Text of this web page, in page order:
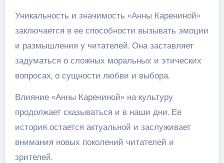
Уникальность и значимость «Анны Карениной»
заключается в ее способности вызывать эмоции
и размышления у читателей. Она заставляет
задуматься о сложных моральных и этических
вопросах, о сущности любви и выбора.
Влияние «Анны Карениной» на культуру
продолжает сказываться и в наши дни. Ее
история остается актуальной и заслуживает
внимания новых поколений читателей и
зрителей.